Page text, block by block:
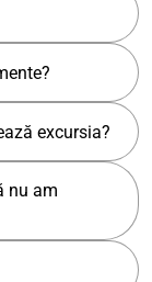
excursia?
nu am